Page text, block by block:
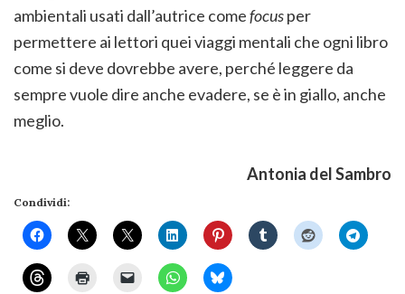
ambientali usati dall’autrice comefocusper
permettere ai lettori quei viaggi mentali che ogni libro
come si deve dovrebbe avere, perché leggere da
sempre vuole dire anche evadere, se è in giallo, anche
meglio.
Antonia del Sambro
Condividi: